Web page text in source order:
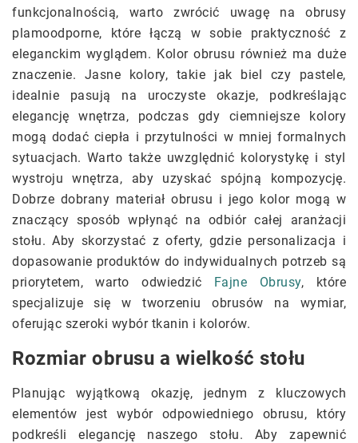
funkcjonalnością, warto zwrócić uwagę na obrusy
plamoodporne, które łączą w sobie praktyczność z
eleganckim wyglądem. Kolor obrusu również ma duże
znaczenie. Jasne kolory, takie jak biel czy pastele,
idealnie pasują na uroczyste okazje, podkreślając
elegancję wnętrza, podczas gdy ciemniejsze kolory
mogą dodać ciepła i przytulności w mniej formalnych
sytuacjach. Warto także uwzględnić kolorystykę i styl
wystroju wnętrza, aby uzyskać spójną kompozycję.
Dobrze dobrany materiał obrusu i jego kolor mogą w
znaczący sposób wpłynąć na odbiór całej aranżacji
stołu. Aby skorzystać z oferty, gdzie personalizacja i
dopasowanie produktów do indywidualnych potrzeb są
priorytetem, warto odwiedzić Fajne Obrusy, które
specjalizuje się w tworzeniu obrusów na wymiar,
oferując szeroki wybór tkanin i kolorów.
Rozmiar obrusu a wielkość stołu
Planując wyjątkową okazję, jednym z kluczowych
elementów jest wybór odpowiedniego obrusu, który
podkreśli elegancję naszego stołu. Aby zapewnić